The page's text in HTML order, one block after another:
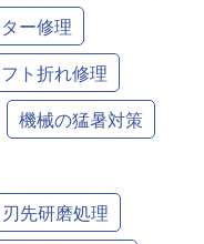
ー修理
ト折れ修理
機械の猛暑対策
刃先研磨処理